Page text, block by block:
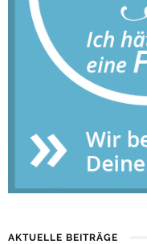
AKTUELLE BEITRÄGE